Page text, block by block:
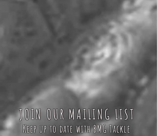
JOIN OUR MAILING LIST
Keep up to date with BMG Tackle